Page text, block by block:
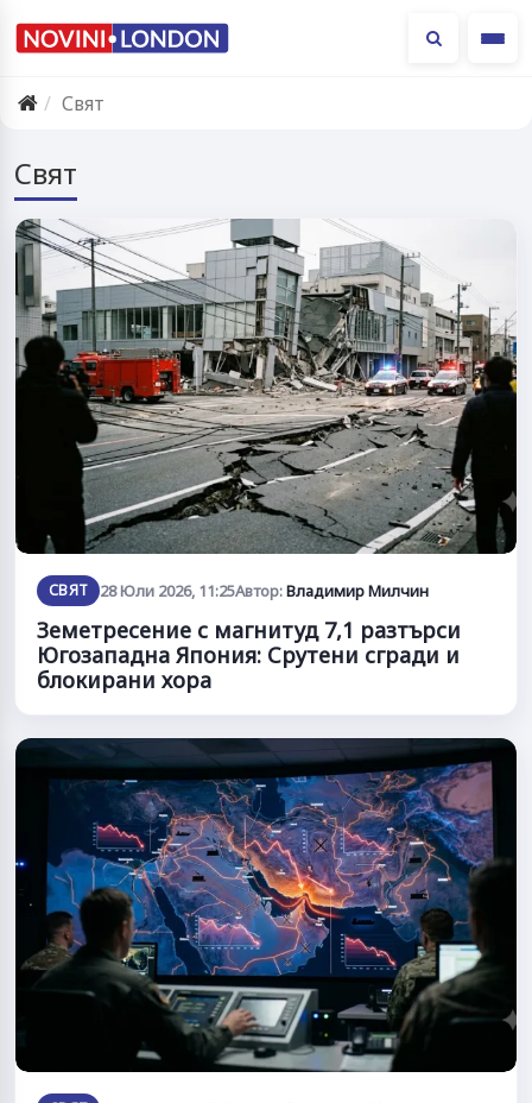
Свят
Свят
СВЯТ 28 Юли 2026, 11:25Автор:Владимир Милчин
Земетресение с магнитуд 7,1 разтърси
Югозападна Япония: Срутени сгради и
блокирани хора